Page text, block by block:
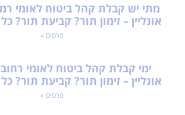
מתי יש קבלת קהל ביטוח לאומי
אונליין – זימון תור? קביעת תור?
פרטים »
ימי קבלת קהל ביטוח לאומי
אונליין – זימון תור? קביעת תור?
פרטים »